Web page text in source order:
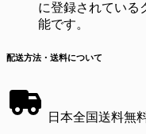
に登録されている
能です。
配送方法・送料について
日本全国送料無